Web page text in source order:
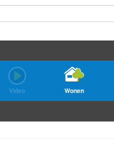
Video Wonen